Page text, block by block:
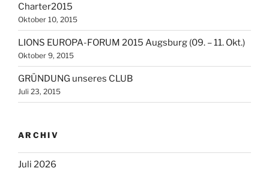
Charter2015
Oktober 10, 2015
LIONS EUROPA-FORUM 2015 Augsburg (09. – 11. Okt.)
Oktober 9, 2015
GRÜNDUNG unseres CLUB
Juli 23, 2015
ARCHIV
Juli 2026